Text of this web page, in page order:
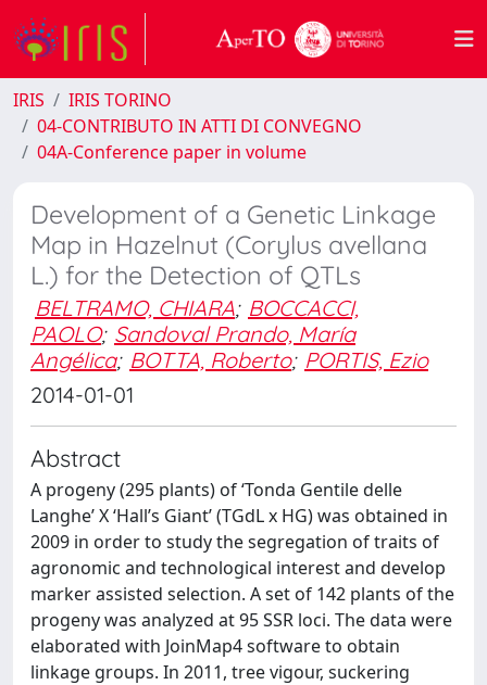
IRIS
IRIS TORINO
04-CONTRIBUTO IN ATTI DI CONVEGNO
04A-Conference paper in volume
Development of a Genetic Linkage
Map in Hazelnut (Corylus avellana
L.) for the Detection of QTLs
BELTRAMO, CHIARA; BOCCACCI,
PAOLO; Sandoval Prando, María
Angélica; BOTTA, Roberto; PORTIS, Ezio
2014-01-01
Abstract
A progeny (295 plants) of ‘Tonda Gentile delle
Langhe’ X ‘Hall’s Giant’ (TGdL x HG) was obtained in
2009 in order to study the segregation of traits of
agronomic and technological interest and develop
marker assisted selection. A set of 142 plants of the
progeny was analyzed at 95 SSR loci. The data were
elaborated with JoinMap4 software to obtain
linkage groups. In 2011, tree vigour, suckering